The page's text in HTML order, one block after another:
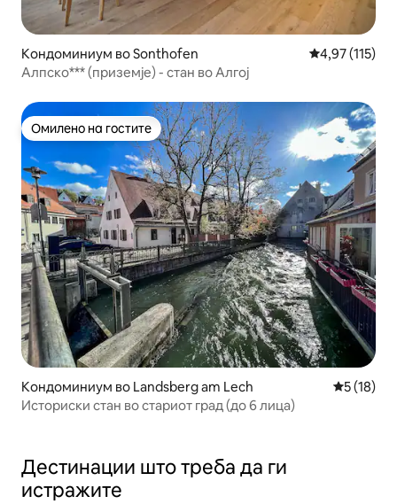
Кондоминиум во Sonthofen Просечна
4,97 (115)
Алпско*** (приземје) - стан во Алгој
Омилено на гостите
Омилено на гостите
Кондоминиум во Landsberg am Lech Просечна
5 (18)
Историски стан во стариот град (до 6 лица)
Дестинации што треба да ги
истражите